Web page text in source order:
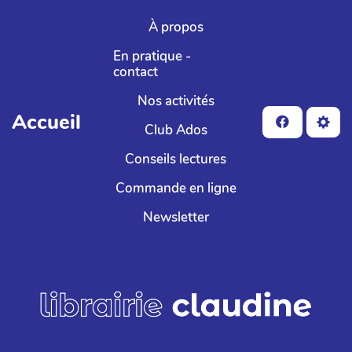
Aller au contenu principal
Accueil
À propos
En pratique -
contact
Nos activités
Club Ados
Conseils lectures
Commande en ligne
Newsletter